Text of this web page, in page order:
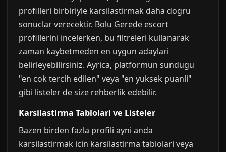
profilleri birbiriyle karsilastirmak daha dogru
sonuclar verecektir. Bolu Gerede escort
profillerini incelerken, bu filtreleri kullanarak
zaman kaybetmeden en uygun adaylari
belirleyebilirsiniz. Ayrica, platformun sundugu
"en cok tercih edilen" veya "en yuksek puanli"
gibi listeler de size rehberlik edebilir.
Karsilastirma Tablolari ve Listeler
Bazen birden fazla profili ayni anda
karsilastirmak icin karsilastirma tablolari veya